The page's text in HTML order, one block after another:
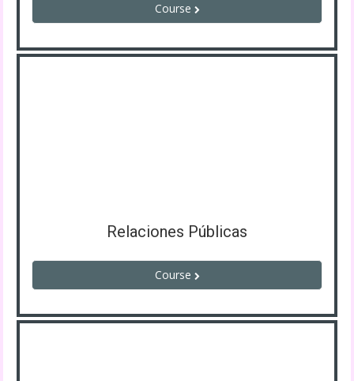
Course
Relaciones Públicas
Course